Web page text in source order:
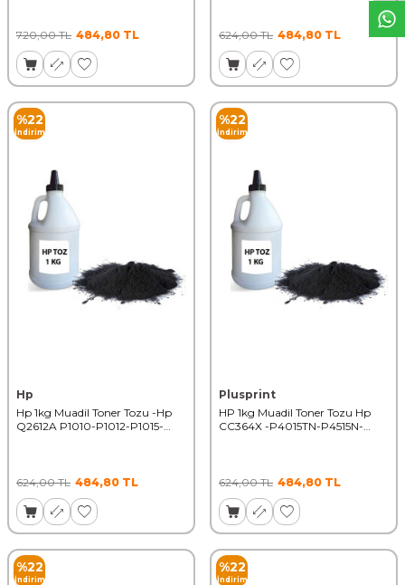
720,00TL 484,80 TL 624,00TL 484,80 TL
%22
İndirim
Hp
Hp 1kg Muadil Toner Tozu -Hp
Q2612A P1010-P1012-P1015-
624,00TL 484,80 TL
%22
İndirim
Plusprint
HP 1kg Muadil Toner Tozu Hp
CC364X -P4015TN-P4515N-
624,00TL 484,80 TL
%22
İndirim
%22
İndirim